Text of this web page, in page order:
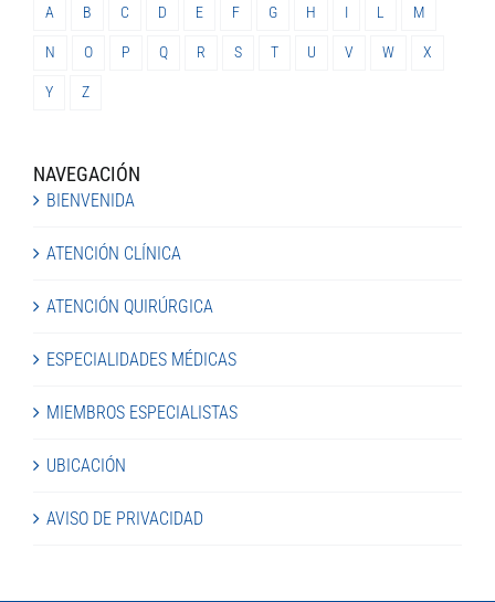
A B C D E F G H I L M
N O P Q R S T U V W X
Y Z
NAVEGACIÓN
BIENVENIDA
ATENCIÓN CLÍNICA
ATENCIÓN QUIRÚRGICA
ESPECIALIDADES MÉDICAS
MIEMBROS ESPECIALISTAS
UBICACIÓN
AVISO DE PRIVACIDAD